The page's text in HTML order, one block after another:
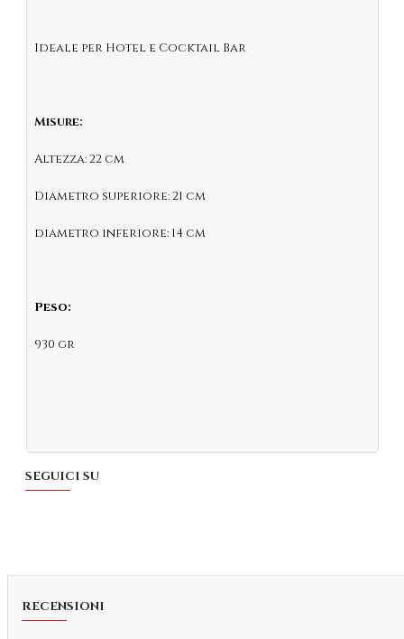
Ideale per Hotel e Cocktail Bar
Misure:
Altezza: 22 cm
Diametro superiore: 21 cm
diametro inferiore: 14 cm
Peso:
930 gr
SEGUICI SU
RECENSIONI